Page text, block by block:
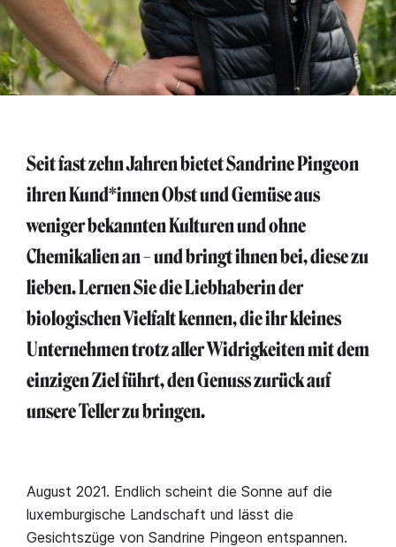
Seit fast zehn Jahren bietet Sandrine Pingeon
ihren Kund*innen Obst und Gemüse aus
weniger bekannten Kulturen und ohne
Chemikalien an – und bringt ihnen bei, diese zu
lieben. Lernen Sie die Liebhaberin der
biologischen Vielfalt kennen, die ihr kleines
Unternehmen trotz aller Widrigkeiten mit dem
einzigen Ziel führt, den Genuss zurück auf
unsere Teller zu bringen.
August 2021. Endlich scheint die Sonne auf die
luxemburgische Landschaft und lässt die
Gesichtszüge von Sandrine Pingeon entspannen.